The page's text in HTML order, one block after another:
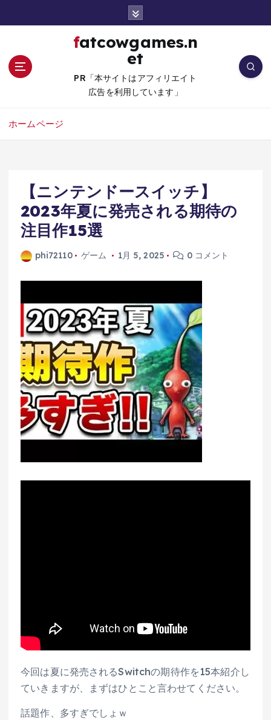
fatcowgames.n
et
PR「本サイトはアフィリエイト
広告を利用しています」
ホームページ
【ニンテンドースイッチ】
2023年夏に発売される期待の
注目作15選
phi72110 ゲーム 1月 5, 2025 0 コメント
今回は夏に発売されるSwitchの期待作を15本紹介し
ていきますが、まずはひとこと言わせてください。
話題作、多すぎでしょｗ